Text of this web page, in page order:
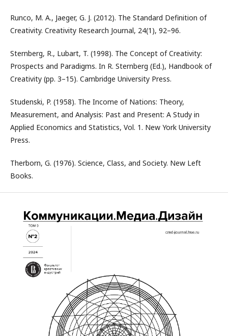
Runco, M. A., Jaeger, G. J. (2012). The Standard Definition of
Creativity. Creativity Research Journal, 24(1), 92–96.
Sternberg, R., Lubart, T. (1998). The Concept of Creativity:
Prospects and Paradigms. In R. Sternberg (Ed.), Handbook of
Creativity (pp. 3–15). Cambridge University Press.
Studenski, P. (1958). The Income of Nations: Theory,
Measurement, and Analysis: Past and Present: A Study in
Applied Economics and Statistics, Vol. 1. New York University
Press.
Therborn, G. (1976). Science, Class, and Society. New Left
Books.